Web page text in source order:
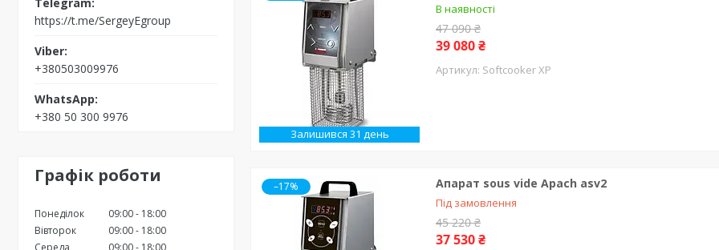
https://t.me/SergeyEgroup
+380503009976
+380 50 300 9976
Графік роботи
Понеділок 09:00
18:00
Вівторок
09:00
18:00
Середа
09:00
18:00
Залишився 31 день
В наявності
47 090 ₴
39 080 ₴
Softcooker XP
–17% Апарат sous vide Apach asv2
Під замовлення
45 220 ₴
37 530 ₴